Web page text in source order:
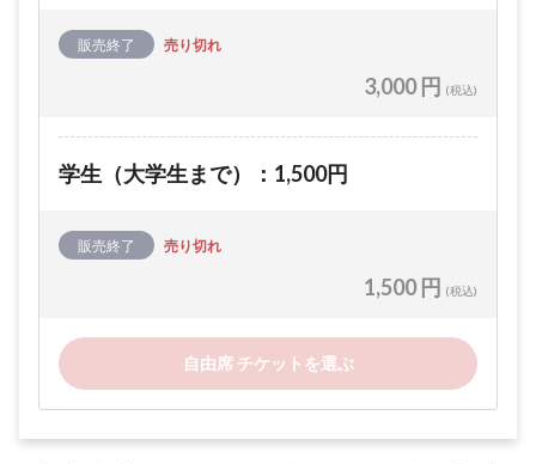
販売終了 売り切れ
3,000 円 (税込)
学生（大学生まで）：1,500円
販売終了 売り切れ
1,500 円 (税込)
自由席 チケットを選ぶ